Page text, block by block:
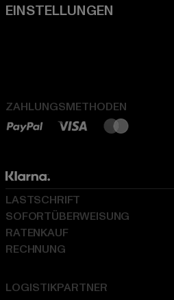
ZAHLUNGSMETHODEN
LOGISTIKPARTNER
LASTSCHRIFT
SOFORTÜBERWEISUNG
RATENKAUF
RECHNUNG